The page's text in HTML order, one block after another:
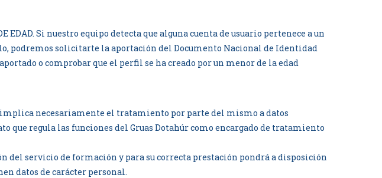
EDAD. Si nuestro equipo detecta que alguna cuenta de usuario pertenece a un
podremos solicitarte la aportación del Documento Nacional de Identidad
o comprobar que el perfil se ha creado por un menor de la edad
implica necesariamente el tratamiento por parte del mismo a datos
que regula las funciones del Gruas Dotahúr como encargado de tratamiento
del servicio de formación y para su correcta prestación pondrá a disposición
datos de carácter personal.